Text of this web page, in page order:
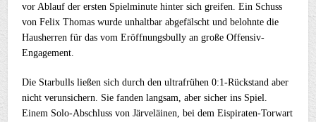
vor Ablauf der ersten Spielminute hinter sich greifen. Ein Schuss
von Felix Thomas wurde unhaltbar abgefälscht und belohnte die
Hausherren für das vom Eröffnungsbully an große Offensiv-
Engagement.
Die Starbulls ließen sich durch den ultrafrühen 0:1-Rückstand aber
nicht verunsichern. Sie fanden langsam, aber sicher ins Spiel.
Einem Solo-Abschluss von Järveläinen, bei dem Eispiraten-Torwart